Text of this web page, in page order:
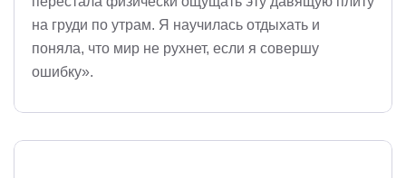
на груди по утрам. Я научилась отдыхать и
поняла, что мир не рухнет, если я совершу
ошибку».